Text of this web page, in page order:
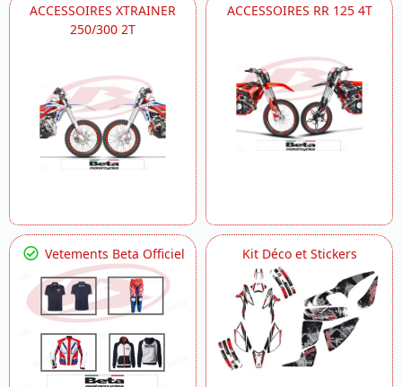
ACCESSOIRES XTRAINER
250/300 2T
ACCESSOIRES RR 125 4T
Vetements Beta Officiel Kit Déco et Stickers